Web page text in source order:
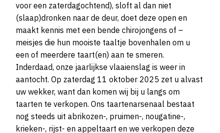
voor een zaterdagochtend), sloft al dan niet
(slaap)dronken naar de deur, doet deze open en
maakt kennis met een bende chirojongens of –
meisjes die hun mooiste taaltje bovenhalen om u
een of meerdere taart(en) aan te smeren.
Inderdaad, onze jaarlijkse vlaaienslag is weer in
aantocht. Op zaterdag 11 oktober 2025 zet u alvast
uw wekker, want dan komen wij bij u langs om
taarten te verkopen. Ons taartenarsenaal bestaat
nog steeds uit abrikozen-, pruimen-, nougatine-,
krieken-, rijst- en appeltaart en we verkopen deze